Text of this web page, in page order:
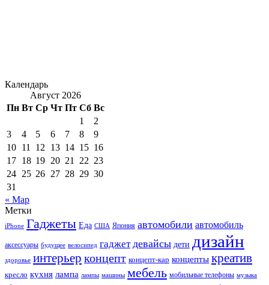
Календарь
Август 2026
Пн Вт Ср Чт Пт Сб Вс
1
2
3
4 5 6 7 8
9
10 11 12 13 14 15 16
17 18 19 20 21 22 23
24 25 26 27 28 29 30
31
« Мар
Метки
iPhone Гаджеты Еда США Япония автомобили автомобиль
аксессуары будущее велосипед гаджет девайсы дети дизайн
здоровье интерьер концепт концепт-кар концепты креатив
кресло кухня лампа лампы машины мебель мобильные телефоны музыка